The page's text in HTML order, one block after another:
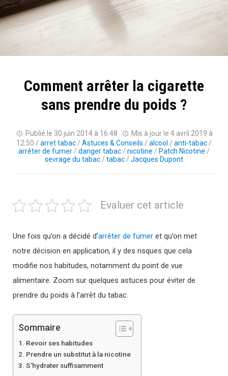
Comment arrêter la cigarette
sans prendre du poids ?
Publié le 30 juin 2014 à 16:48 Mis à jour le 4 avril 2019 à
12:50 / arret tabac / Astuces & Conseils / alcool / anti-tabac /
arrêter de fumer / danger tabac / nicotine / Patch Nicotine /
sevrage du tabac / tabac / Jacques Dupont
Evaluer cet article
Une fois qu’on a décidé d’arrêter de fumer et qu’on met
notre décision en application, il y des risques que cela
modifie nos habitudes, notamment du point de vue
alimentaire. Zoom sur quelques astuces pour éviter de
prendre du poids à l’arrêt du tabac.
Sommaire
Revoir ses habitudes
Prendre un substitut à la nicotine
S’hydrater suffisamment